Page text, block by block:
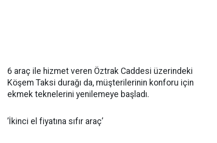
6 araç ile hizmet veren Öztrak Caddesi üzerindeki
Köşem Taksi durağı da, müşterilerinin konforu için
ekmek teknelerini yenilemeye başladı.
’İkinci el fiyatına sıfır araç’